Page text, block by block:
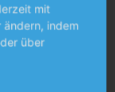
neue
mit
indem
über